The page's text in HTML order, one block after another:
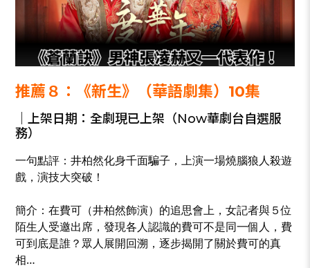
推薦８：《新生》（華語劇集）10集
｜上架日期：全劇現已上架（Now華劇台自選服
務）
一句點評：井柏然化身千面騙子，上演一場燒腦狼人殺遊
戲，演技大突破！
簡介：在費可（井柏然飾演）的追思會上，女記者與５位
陌生人受邀出席，發現各人認識的費可不是同一個人，費
可到底是誰？眾人展開回溯，逐步揭開了關於費可的真
相…